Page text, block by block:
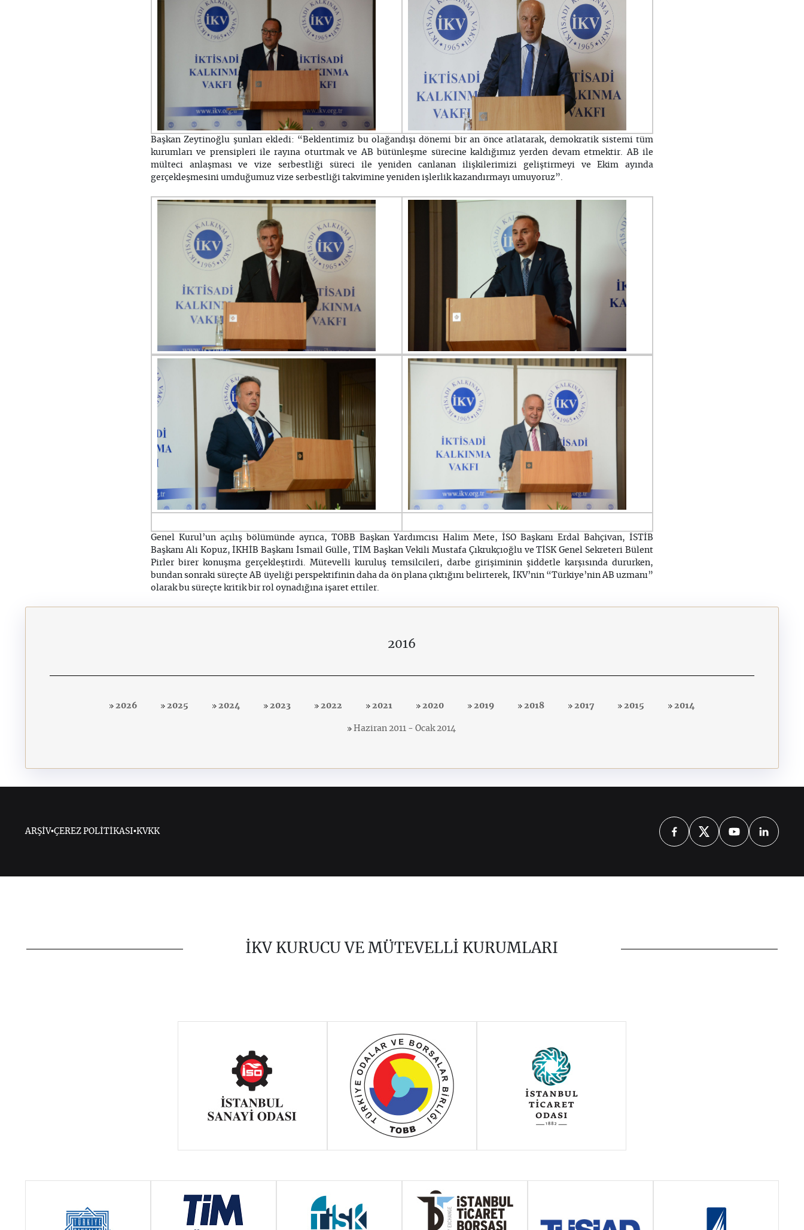
Başkan Zeytinoğlu şunları ekledi: “Beklentimiz bu olağandışı dönemi bir an önce atlatarak, demokratik sistemi tüm
kurumları ve prensipleri ile rayına oturtmak ve AB bütünleşme sürecine kaldığımız yerden devam etmektir. AB ile
mülteci anlaşması ve vize serbestliği süreci ile yeniden canlanan ilişkilerimizi geliştirmeyi ve Ekim ayında
gerçekleşmesini umduğumuz vize serbestliği takvimine yeniden işlerlik kazandırmayı umuyoruz”.
Genel Kurul’un açılış bölümünde ayrıca, TOBB Başkan Yardımcısı Halim Mete, İSO Başkanı Erdal Bahçivan, İSTİB
Başkanı Ali Kopuz, İKHİB Başkanı İsmail Gülle, TİM Başkan Vekili Mustafa Çıkrukçıoğlu ve TİSK Genel Sekreteri Bülent
Pirler birer konuşma gerçekleştirdi. Mütevelli kuruluş temsilcileri, darbe girişiminin şiddetle karşısında dururken,
bundan sonraki süreçte AB üyeliği perspektifinin daha da ön plana çıktığını belirterek, İKV’nin “Türkiye’nin AB uzmanı”
olarak bu süreçte kritik bir rol oynadığına işaret ettiler.
2016
2026 2025 2024 2023 2022 2021 2020 2019 2018 2017 2015 2014
Haziran 2011 - Ocak 2014
ARŞİV•ÇEREZ POLİTİKASI •KVKK
İKV KURUCU VE MÜTEVELLİ KURUMLARI